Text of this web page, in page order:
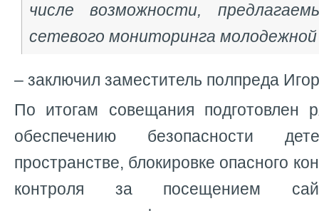
числе возможности,
сетевого мониторинга
– заключил заместитель полпреда
По итогам совещания подготовлен
обеспечению безопасности
пространстве, блокировке опасного
контроля за посещением